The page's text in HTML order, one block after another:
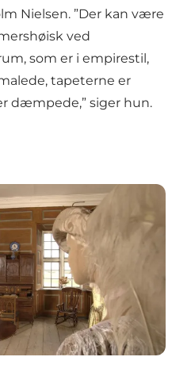
Nielsen. ”Der kan være
ved
som er i empirestil,
tapeterne er
dæmpede,” siger hun.